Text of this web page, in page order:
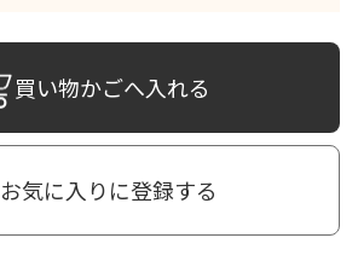
買い物かごへ入れる
お気に入りに登録する